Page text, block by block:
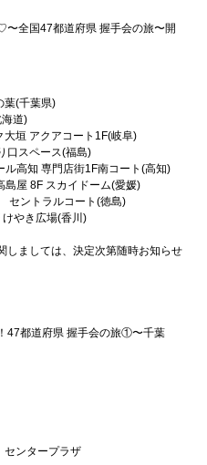
全国47都道府県 握手会の旅〜開
葉(千葉県)
道)
垣 アクアコート1F(岐阜)
口スペース(福島)
高知 専門店街1F南コート(高知)
島屋 8F スカイドーム(愛媛)
セントラルコート(徳島)
やき広場(香川)
しましては、決定次第随時お知らせ
47都道府県 握手会の旅①〜千葉
ンタープラザ